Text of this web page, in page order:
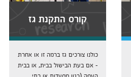
קורס התקנת גז
כולנו צורכים גז ברמה זו או אחרת
- אם בעת הבישול בבית, או בבית
העסק (כגון מסעדות או בתי